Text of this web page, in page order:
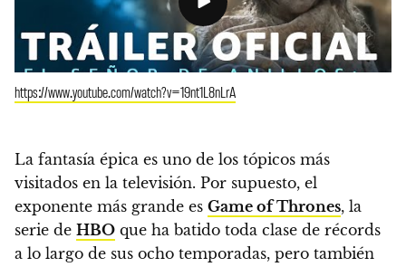
https://www.youtube.com/watch?v=19nt1L8nLrA
La fantasía épica es uno de los tópicos más
visitados en la televisión. Por supuesto, el
exponente más grande es Game of Thrones, la
serie de HBO que ha batido toda clase de récords
a lo largo de sus ocho temporadas, pero también